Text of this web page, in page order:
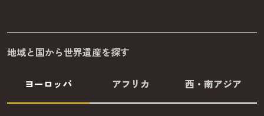
地域と国から世界遺産を探す
ヨーロッパ アフリカ 西・南アジア